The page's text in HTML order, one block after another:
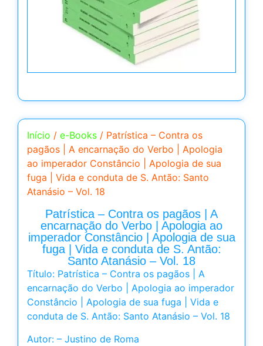
Início / e-Books / Patrística – Contra os
pagãos | A encarnação do Verbo | Apologia
ao imperador Constâncio | Apologia de sua
fuga | Vida e conduta de S. Antão: Santo
Atanásio – Vol. 18
Patrística – Contra os pagãos | A
encarnação do Verbo | Apologia ao
imperador Constâncio | Apologia de sua
fuga | Vida e conduta de S. Antão:
Santo Atanásio – Vol. 18
Título: Patrística – Contra os pagãos | A
encarnação do Verbo | Apologia ao imperador
Constâncio | Apologia de sua fuga | Vida e
conduta de S. Antão: Santo Atanásio – Vol. 18
Autor: – Justino de Roma